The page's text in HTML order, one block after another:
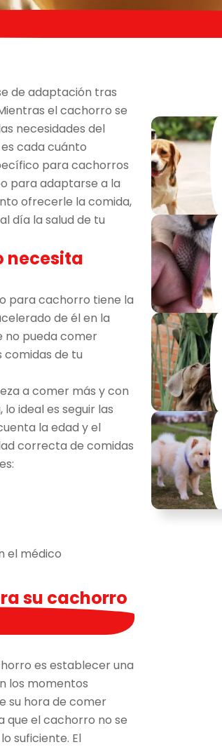
de adaptación tras
el cachorro se
necesidades del
cada cuánto
para cachorros
para adaptarse a la
ofrecerle la comida,
día la salud de tu
necesita
para cachorro tiene la
de él en la
no pueda comer
comidas de tu
a comer más y con
ideal es seguir las
la edad y el
correcta de comidas
el médico
su cachorro
es establecer una
los momentos
su hora de comer
que el cachorro no se
suficiente. El